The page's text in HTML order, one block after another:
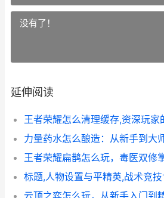
没有了！
延伸阅读
王者荣耀怎么清理缓存,资深玩家
力量药水怎么酿造：从新手到大